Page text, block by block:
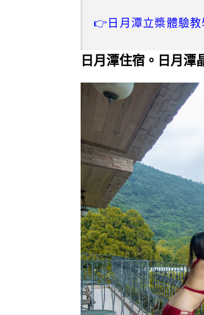
👉日月潭立槳體驗
日月潭住宿。日月